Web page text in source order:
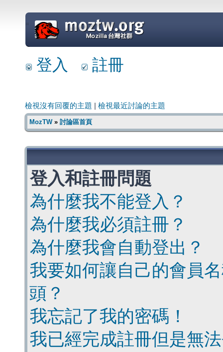
=
登入 註冊
檢視沒有回覆的主題 檢視最近討論的主題
MozTW» 討論區首頁
登入和註冊問題
為什麼我不能登入？
為什麼我必須註冊？
為什麼我會自動登出？
我要如何讓自己的會員
頭？
我忘記了我的密碼！
我已經完成註冊但是無